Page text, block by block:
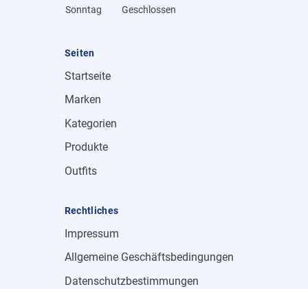
Sonntag
Geschlossen
Seiten
Startseite
Marken
Kategorien
Produkte
Outfits
Rechtliches
Impressum
Allgemeine Geschäftsbedingungen
Datenschutzbestimmungen